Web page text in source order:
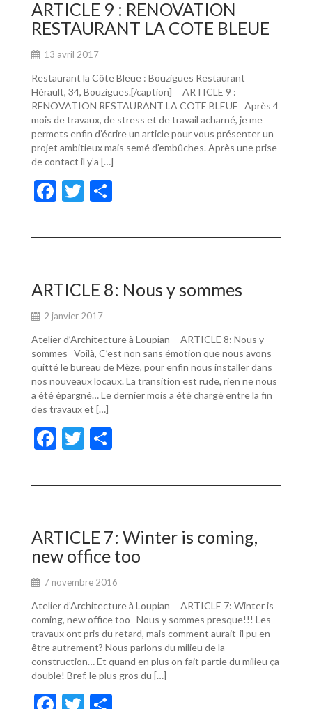
o
k
ARTICLE 9 : RENOVATION
RESTAURANT LA COTE BLEUE
13 avril 2017
Restaurant la Côte Bleue : Bouzigues Restaurant
Hérault, 34, Bouzigues.[/caption] ARTICLE 9 :
RENOVATION RESTAURANT LA COTE BLEUE Après 4
mois de travaux, de stress et de travail acharné, je me
permets enfin d’écrire un article pour vous présenter un
projet ambitieux mais semé d’embûches. Après une prise
de contact il y’a […]
F
e
o
o
k
T
itt ta
er
ARTICLE 8: Nous y sommes
2 janvier 2017
Atelier d’Architecture à Loupian ARTICLE 8: Nous y
sommes Voilà, C’est non sans émotion que nous avons
quitté le bureau de Mèze, pour enfin nous installer dans
nos nouveaux locaux. La transition est rude, rien ne nous
a été épargné… Le dernier mois a été chargé entre la fin
des travaux et […]
F
e
o
o
k
T
itt ta
er
ARTICLE 7: Winter is coming,
new office too
7 novembre 2016
Atelier d’Architecture à Loupian ARTICLE 7: Winter is
coming, new office too Nous y sommes presque!!! Les
travaux ont pris du retard, mais comment aurait-il pu en
être autrement? Nous parlons du milieu de la
construction… Et quand en plus on fait partie du milieu ça
double! Bref, le plus gros du […]